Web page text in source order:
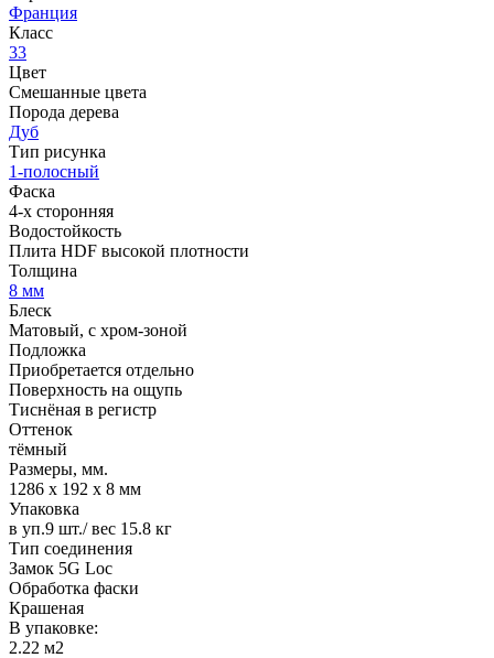
Франция
Класс
33
Цвет
Смешанные цвета
Порода дерева
Дуб
Тип рисунка
1-полосный
Фаска
4-х сторонняя
Водостойкость
Плита HDF высокой плотности
Толщина
8 мм
Блеск
Матовый, с хром-зоной
Подложка
Приобретается отдельно
Поверхность на ощупь
Тиснёная в регистр
Оттенок
тёмный
Размеры, мм.
1286 х 192 х 8 мм
Упаковка
в уп.9 шт./ вес 15.8 кг
Тип соединения
Замок 5G Loc
Обработка фаски
Крашеная
В упаковке:
2.22 м2